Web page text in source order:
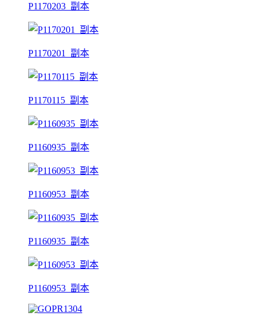
P1170203_副本
P1170201_副本
P1170115_副本
P1160935_副本
P1160953_副本
P1160935_副本
P1160953_副本